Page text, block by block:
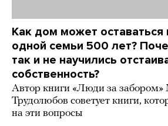
Как дом может оставаться
одной семьи 500 лет?
так и не научились
собственность?
Автор книги «Люди за
Трудолюбов советует книги,
на эти вопросы